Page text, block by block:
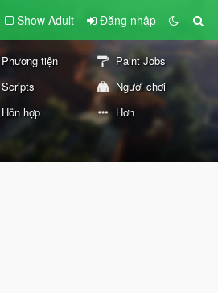
Show Adult Đăng nhập
Phương tiện
Paint Jobs
Scripts
Người chơi
Hỗn hợp Hơn